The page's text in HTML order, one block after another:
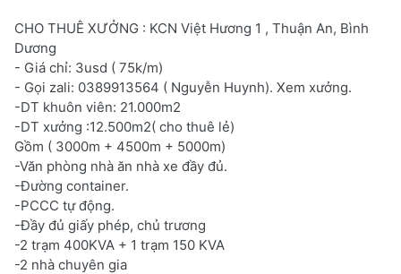
CHO THUÊ XƯỞNG : KCN Việt Hương 1 , Thuận An, Bình
Dương
- Giá chỉ: 3usd ( 75k/m)
- Gọi zali: 0389913564 ( Nguyễn Huynh). Xem xưởng.
-DT khuôn viên: 21.000m2
-DT xưởng :12.500m2( cho thuê lẻ)
Gồm ( 3000m + 4500m + 5000m)
-Văn phòng nhà ăn nhà xe đầy đủ.
-Đường container.
-PCCC tự động.
-Đầy đủ giấy phép, chủ trương
-2 trạm 400KVA + 1 trạm 150 KVA
-2 nhà chuyên gia